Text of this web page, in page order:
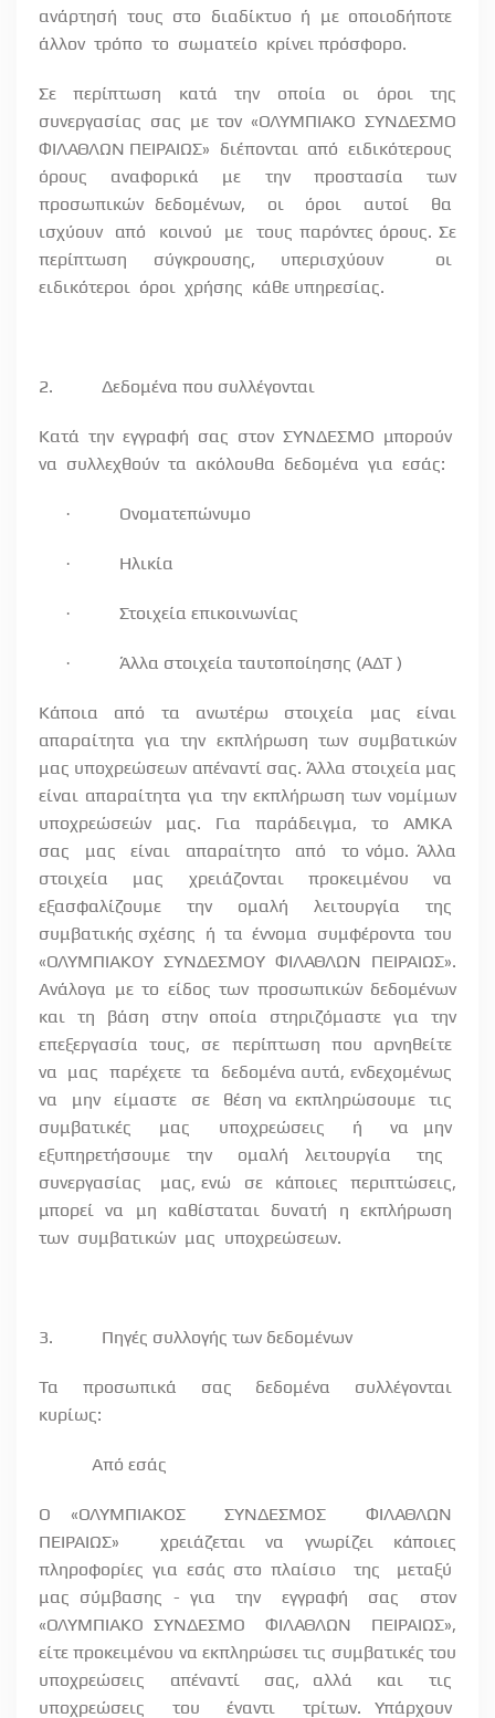
ανάρτησή τους στο διαδίκτυο ή με οποιοδήποτε
άλλον τρόπο το σωματείο κρίνει πρόσφορο.
Σε περίπτωση κατά την οποία οι όροι της
συνεργασίας σας με τον «ΟΛΥΜΠΙΑΚΟ ΣΥΝΔΕΣΜΟ
ΦΙΛΑΘΛΩΝ ΠΕΙΡΑΙΩΣ» διέπονται από ειδικότερους
όρους
αναφορικά με την προστασία
των
προσωπικών δεδομένων,
οι όροι αυτοί
θα
ισχύουν
από κοινού με
τους παρόντες όρους. Σε
περίπτωση σύγκρουσης, υπερισχύουν
οι
ειδικότεροι όροι χρήσης κάθε υπηρεσίας.
2. Δεδομένα που συλλέγονται
Κατά την εγγραφή σας στον ΣΥΝΔΕΣΜΟ μπορούν
να συλλεχθούν τα ακόλουθα δεδομένα για εσάς:
· Ονοματεπώνυμο
· Ηλικία
· Στοιχεία επικοινωνίας
· Άλλα στοιχεία ταυτοποίησης (ΑΔΤ )
Κάποια από τα ανωτέρω στοιχεία μας είναι
απαραίτητα για την εκπλήρωση των συμβατικών
μας υποχρεώσεων απέναντί σας. Άλλα στοιχεία μας
είναι απαραίτητα για την εκπλήρωση των νομίμων
υποχρεώσεών
μας. Για παράδειγμα, το
ΑΜΚΑ
σας
μας είναι απαραίτητο από
το νόμο. Άλλα
στοιχεία
μας χρειάζονται προκειμένου
να
εξασφαλίζουμε
την ομαλή λειτουργία
της
συμβατικής σχέσης ή τα έννομα συμφέροντα του
«ΟΛΥΜΠΙΑΚΟΥ ΣΥΝΔΕΣΜΟΥ ΦΙΛΑΘΛΩΝ ΠΕΙΡΑΙΩΣ».
Ανάλογα με το είδος των προσωπικών δεδομένων
και τη βάση στην οποία στηριζόμαστε για την
επεξεργασία τους, σε περίπτωση που
αρνηθείτε
να μας παρέχετε τα
δεδομένα αυτά, ενδεχομένως
να
μην είμαστε σε θέση να εκπληρώσουμε
τις
συμβατικές
μας υποχρεώσεις ή
να μην
εξυπηρετήσουμε
την ομαλή λειτουργία
της
συνεργασίας
μας, ενώ σε κάποιες
περιπτώσεις,
μπορεί να μη καθίσταται δυνατή η εκπλήρωση
των συμβατικών μας υποχρεώσεων.
3. Πηγές συλλογής των δεδομένων
Τα προσωπικά σας δεδομένα
συλλέγονται
κυρίως:
Από εσάς
Ο «ΟΛΥΜΠΙΑΚΟΣ ΣΥΝΔΕΣΜΟΣ
ΦΙΛΑΘΛΩΝ
ΠΕΙΡΑΙΩΣ»
χρειάζεται να γνωρίζει κάποιες
πληροφορίες για εσάς στο πλαίσιο
της
μεταξύ
μας σύμβασης - για
την εγγραφή σας
στον
«ΟΛΥΜΠΙΑΚΟ ΣΥΝΔΕΣΜΟ
ΦΙΛΑΘΛΩΝ
ΠΕΙΡΑΙΩΣ»,
είτε προκειμένου να εκπληρώσει τις συμβατικές του
υποχρεώσεις
απέναντί σας, αλλά και
τις
υποχρεώσεις
του έναντι
τρίτων. Υπάρχουν